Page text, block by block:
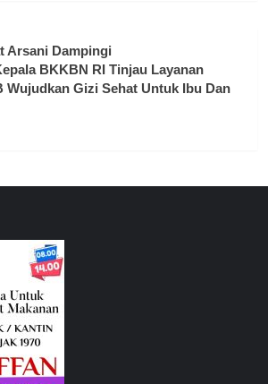
Arsani Dampingi
BKKBN RI Tinjau Layanan
Wujudkan Gizi Sehat Untuk Ibu Dan